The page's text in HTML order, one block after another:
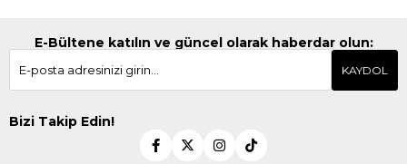
E-Bültene katılın ve güncel olarak haberdar olun:
KAYDOL
Bizi Takip Edin!